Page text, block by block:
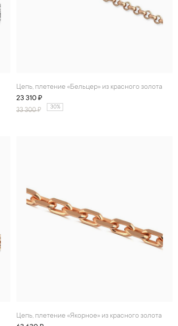
Цепь, плетение «Бельцер» из красного золота
23 310 ₽
33 300₽ 30%
Цепь, плетение «Якорное» из красного золота